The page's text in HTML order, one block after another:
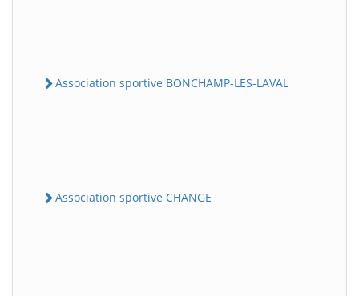
Association sportive BONCHAMP-LES-LAVAL
Association sportive CHANGE